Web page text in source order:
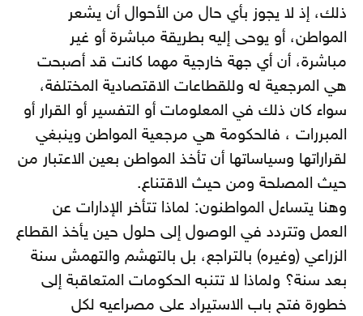
ذلك، إذ لا يجوز بأي حال من الأحوال أن يشعر
المواطن، أو يوحى إليه بطريقة مباشرة أو غير
مباشرة، أن أي جهة خارجية مهما كانت قد أصبحت
هي المرجعية له وللقطاعات الاقتصادية المختلفة،
سواء كان ذلك في المعلومات أو التفسير أو القرار أو
المبررات ، فالحكومة هي مرجعية المواطن وينبغي
لقراراتها وسياساتها أن تأخذ المواطن بعين الاعتبار من
حيث المصلحة ومن حيث الاقتناع.
وهنا يتساءل المواطنون: لماذا تتأخر الإدارات عن
العمل وتتردد في الوصول إلى حلول حين يأخذ القطاع
الزراعي (وغيره) بالتراجع، بل بالتهشم والتهمش سنة
بعد سنة؟ ولماذا لا تتنبه الحكومات المتعاقبة إلى
خطورة فتح باب الاستيراد على مصراعيه لكل